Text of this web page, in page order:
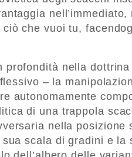
che vuoi tu,
profondità nella
– la
autonomamente
di una trappola
nella posizione
scala di gradini e la